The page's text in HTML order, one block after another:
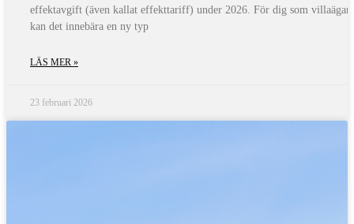
effektavgift (även kallat effekttariff) under 2026. För dig som villaägare
kan det innebära en ny typ
LÄS MER »
23 februari 2026